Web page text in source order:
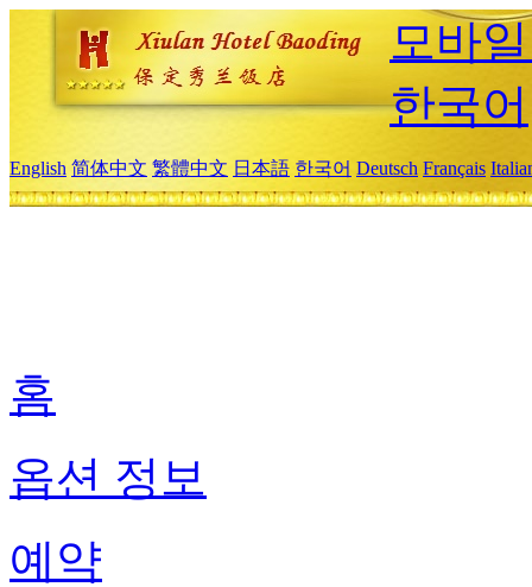
모바
한국어
English 简体中文 繁體中文 日本語 한국어 Deutsch Français
홈
옵션 정보
예약